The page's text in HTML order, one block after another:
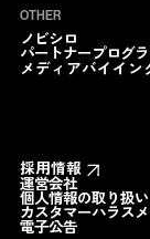
OTHER
ノビシロ
パートナープログ
メディアバイイン
採用情報
運営会社
個人情報の取り扱い
カスタマーハラス
電子公告